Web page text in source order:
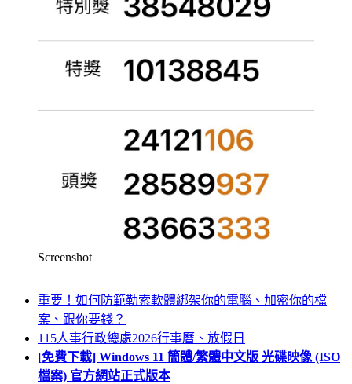
Screenshot
重要！如何防範勒索軟體綁架你的電腦、加密你的檔
案、跟你要錢？
115人事行政總處2026行事曆、放假日
[免費下載] Windows 11 簡體/繁體中文版 光碟映像 (ISO
檔案) 官方網站正式版本